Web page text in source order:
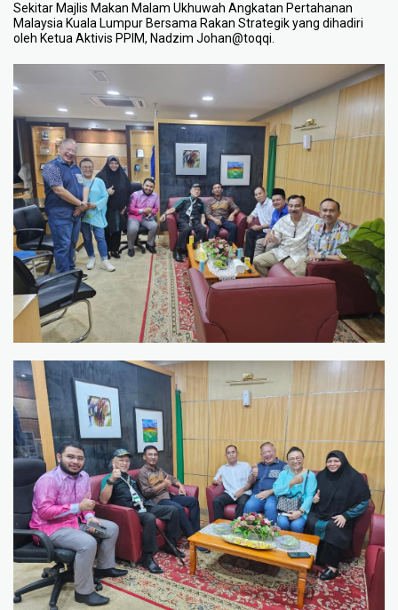
Sekitar Majlis Makan Malam Ukhuwah Angkatan Pertahanan
Malaysia Kuala Lumpur Bersama Rakan Strategik yang dihadiri
oleh Ketua Aktivis PPIM, Nadzim Johan@toqqi.